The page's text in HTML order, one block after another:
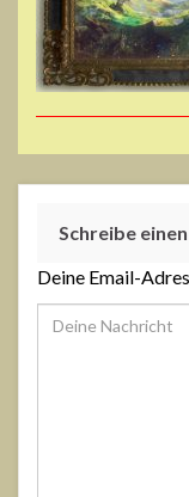
Schreibe
Deine Email-